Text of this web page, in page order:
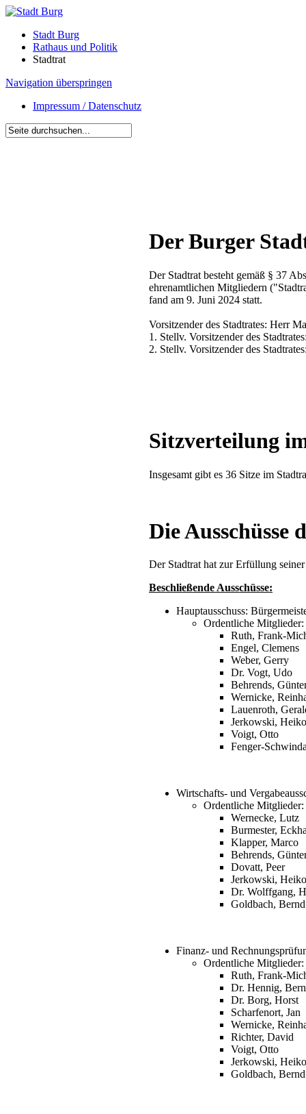
Stadt Burg
Rathaus und Politik
Stadtrat
Navigation überspringen
Impressum / Datenschutz
Der Burger
Der Stadtrat besteht gemäß § 37
ehrenamtlichen Mitgliedern
fand am 9. Juni 2024 statt.
Vorsitzender des Stadtrates: Herr
1. Stellv. Vorsitzender des
2. Stellv. Vorsitzender des
Sitzverteilung
Insgesamt gibt es 36 Sitze im
Die Ausschüsse
Der Stadtrat hat zur Erfüllung
Beschließende Ausschüsse:
Hauptausschuss:
Ordentliche Mitglieder:
Ruth, Frank-
Engel, Clemens
Weber, Gerry
Dr. Vogt, Udo
Behrends,
Wernicke,
Lauenroth,
Jerkowski, Heiko
Voigt, Otto
Fenger-
Wirtschafts- und
Ordentliche Mitglieder:
Wernecke, Lutz
Burmester,
Klapper, Marco
Behrends,
Dovatt, Peer
Jerkowski, Heiko
Dr. Wolffgang,
Goldbach, Bernd
Finanz- und
Ordentliche Mitglieder:
Ruth, Frank-
Dr. Hennig,
Dr. Borg, Horst
Scharfenort, Jan
Wernicke,
Richter, David
Voigt, Otto
Jerkowski, Heiko
Goldbach, Bernd